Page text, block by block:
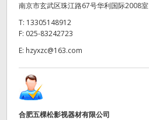
南京市玄武区珠江路67号华利国际2008室
T: 13305148912
F: 025-83242723
E: hzyxzc@163.com
合肥五棵松影视器材有限公司